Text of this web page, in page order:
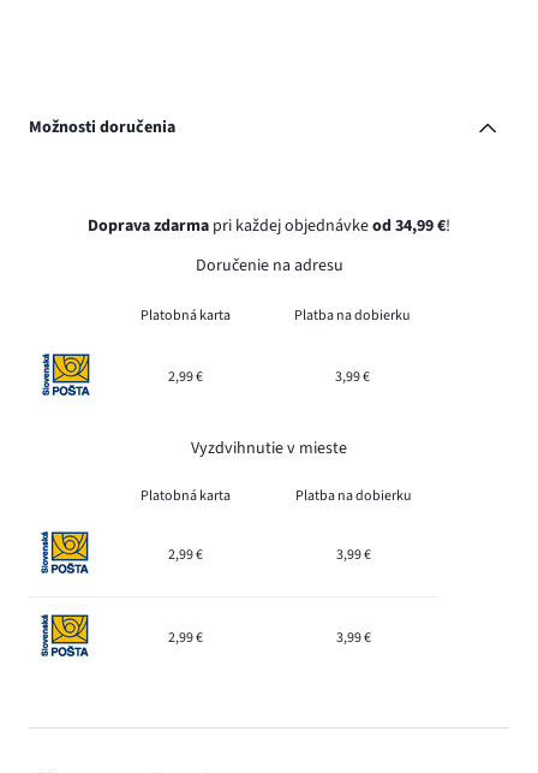
Možnosti doručenia
Doprava zdarma pri každej objednávkeod 34,99 €!
Doručenie na adresu
Platobná karta Platba na dobierku
2,99 € 3,99 €
Vyzdvihnutie v mieste
Platobná karta Platba na dobierku
2,99 € 3,99 €
2,99 € 3,99 €